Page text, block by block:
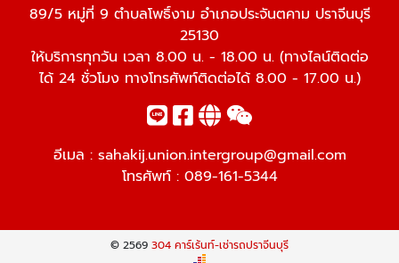
89/5 หมู่ที่ 9 ตำบลโพธิ์งาม อำเภอประจันตคาม ปราจีนบุรี
25130
ให้บริการทุกวัน เวลา 8.00 น. - 18.00 น. (ทางไลน์ติดต่อ
ได้ 24 ชั่วโมง ทางโทรศัพท์ติดต่อได้ 8.00 - 17.00 น.)
อีเมล : sahakij.union.intergroup@gmail.com
โทรศัพท์ : 089-161-5344
© 2569 304 คาร์เร้นท์-เช่ารถปราจีนบุรี